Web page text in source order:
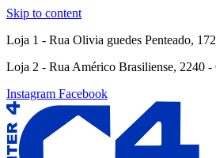
Skip to content
Loja 1 - Rua Olivia guedes Penteado,
Loja 2 - Rua Américo Brasiliense, 2240 -
Instagram Facebook